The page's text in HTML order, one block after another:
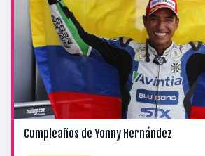
Cumpleaños de Yonny Hernández